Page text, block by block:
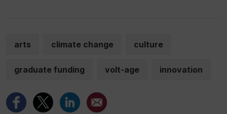
arts climate change culture
graduate funding volt-age innovation